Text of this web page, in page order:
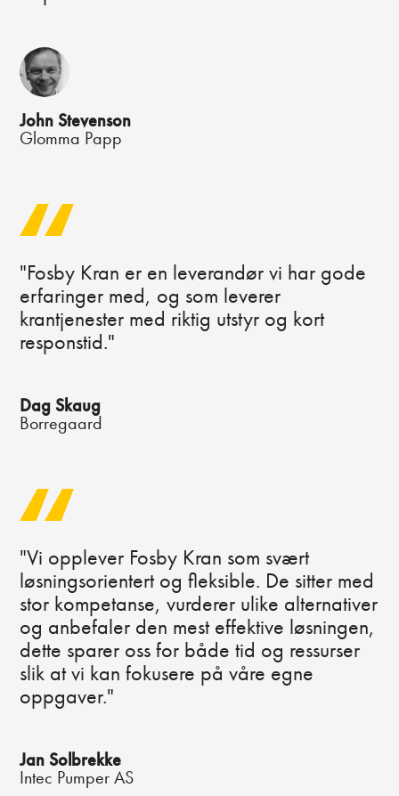
John Stevenson
Glomma Papp
"Fosby Kran er en leverandør vi har gode
erfaringer med, og som leverer
krantjenester med riktig utstyr og kort
responstid."
Dag Skaug
Borregaard
"Vi opplever Fosby Kran som svært
løsningsorientert og fleksible. De sitter med
stor kompetanse, vurderer ulike alternativer
og anbefaler den mest effektive løsningen,
dette sparer oss for både tid og ressurser
slik at vi kan fokusere på våre egne
oppgaver."
Jan Solbrekke
Intec Pumper AS